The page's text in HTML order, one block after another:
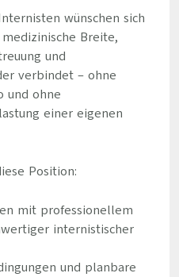
wünschen sich
Breite,
und
verbindet – ohne
und ohne
einer eigenen
Position:
mit professionellem
internistischer
und planbare